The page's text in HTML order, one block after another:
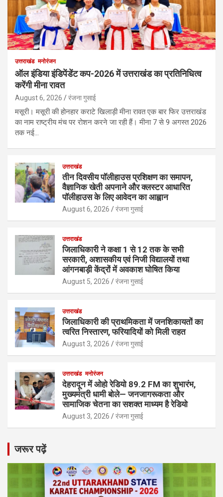
उत्तराखंड मनोरंजन
ऑल इंडिया इंडिपेंडेंट कप-2026 में उत्तराखंड का प्रतिनिधित्व
करेंगी मीना रावत
August 6, 2026 रंजना गुसाई
मसूरी। मसूरी की होनहार कराटे खिलाड़ी मीना रावत एक बार फिर उत्तराखंड
का नाम राष्ट्रीय मंच पर रोशन करने जा रही हैं। मीना 7 से 9 अगस्त 2026
तक नई…
उत्तराखंड
तीन दिवसीय पॉलीहाउस प्रशिक्षण का समापन,
वैज्ञानिक खेती अपनाने और क्लस्टर आधारित
पॉलीहाउस के लिए आवेदन का आह्वान
August 6, 2026 रंजना गुसाई
उत्तराखंड
जिलाधिकारी ने कक्षा 1 से 12 तक के सभी
सरकारी, अशासकीय एवं निजी विद्यालयों तथा
आंगनबाड़ी केंद्रों में अवकाश घोषित किया
August 5, 2026 रंजना गुसाई
उत्तराखंड
जिलाधिकारी की प्राथमिकता में जनशिकायतों का
त्वरित निस्तारण, फरियादियों को मिली राहत
August 3, 2026 रंजना गुसाई
उत्तराखंड मनोरंजन
देहरादून में ओहो रेडियो 89.2 FM का शुभारंभ,
मुख्यमंत्री धामी बोले— जनजागरूकता और
सामाजिक चेतना का सशक्त माध्यम है रेडियो
August 3, 2026 रंजना गुसाई
जरूर पढ़ें